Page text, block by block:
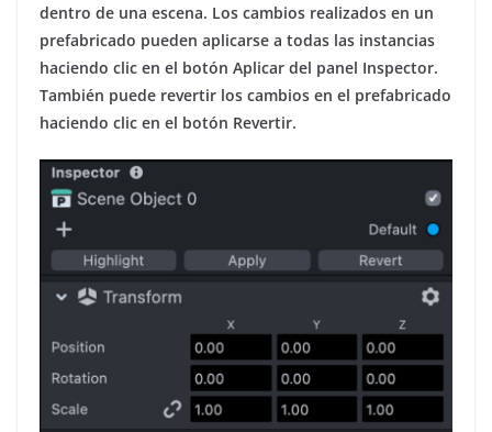
dentro de una escena. Los cambios realizados en un
prefabricado pueden aplicarse a todas las instancias
haciendo clic en el botón Aplicar del panel Inspector.
También puede revertir los cambios en el prefabricado
haciendo clic en el botón Revertir.